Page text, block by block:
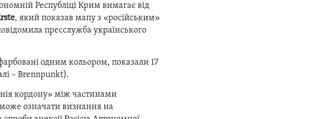
Республіці Крим вимагає від
, який показав мапу з «російським»
пресслужба українського
одним кольором, показали 17
– Brennpunkt).
кордону» між частинами
означати визнання на